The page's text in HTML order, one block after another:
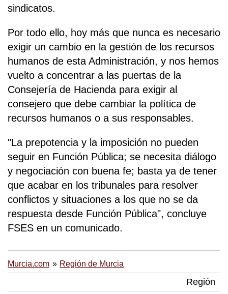
sindicatos.
Por todo ello, hoy más que nunca es necesario
exigir un cambio en la gestión de los recursos
humanos de esta Administración, y nos hemos
vuelto a concentrar a las puertas de la
Consejería de Hacienda para exigir al
consejero que debe cambiar la política de
recursos humanos o a sus responsables.
"La prepotencia y la imposición no pueden
seguir en Función Pública; se necesita diálogo
y negociación con buena fe; basta ya de tener
que acabar en los tribunales para resolver
conflictos y situaciones a los que no se da
respuesta desde Función Pública", concluye
FSES en un comunicado.
Murcia.com Región de Murcia
Región